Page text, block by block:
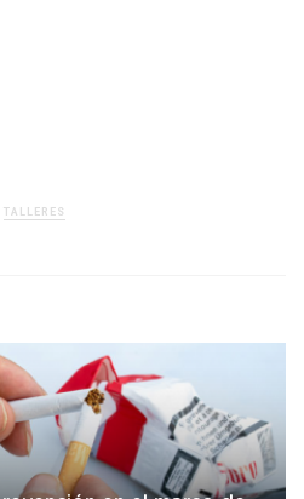
TALLERES